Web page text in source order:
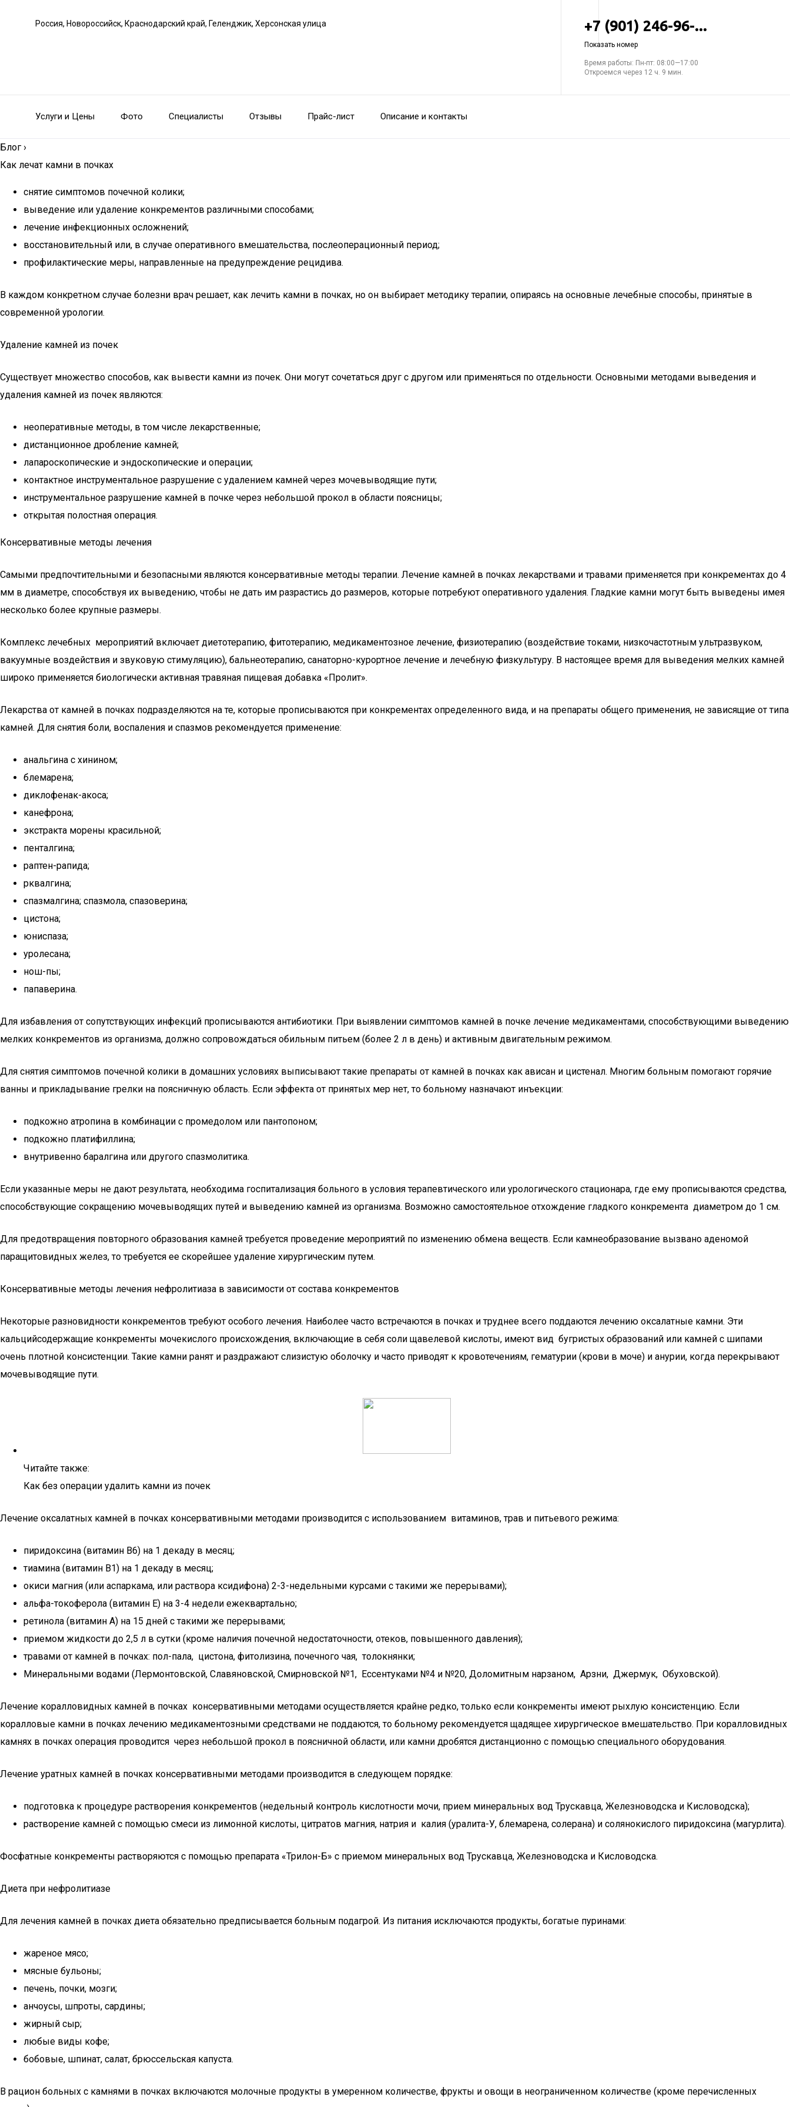
Россия, Новороссийск, Краснодарский край, Геленджик, Херсонская улица +7 (901) 246-96-...
Показать номер
Время работы: Пн-пт: 08:00—17:00
Откроемся через 12 ч. 9 мин.
Услуги и Цены Фото Специалисты Отзывы Прайс-лист Описание и контакты
Блог ›
Как лечат камни в почках
снятие симптомов почечной колики;
выведение или удаление конкрементов различными способами;
лечение инфекционных осложнений;
восстановительный или, в случае оперативного вмешательства, послеоперационный период;
профилактические меры, направленные на предупреждение рецидива.
В каждом конкретном случае болезни врач решает, как лечить камни в почках, но он выбирает методику терапии, опираясь на основные лечебные способы, принятые в
современной урологии.
Удаление камней из почек
Существует множество способов, как вывести камни из почек. Они могут сочетаться друг с другом или применяться по отдельности. Основными методами выведения и
удаления камней из почек являются:
неоперативные методы, в том числе лекарственные;
дистанционное дробление камней;
лапароскопические и эндоскопические и операции;
контактное инструментальное разрушение с удалением камней через мочевыводящие пути;
инструментальное разрушение камней в почке через небольшой прокол в области поясницы;
открытая полостная операция.
Консервативные методы лечения
Самыми предпочтительными и безопасными являются консервативные методы терапии. Лечение камней в почках лекарствами и травами применяется при конкрементах до 4
мм в диаметре, способствуя их выведению, чтобы не дать им разрастись до размеров, которые потребуют оперативного удаления. Гладкие камни могут быть выведены имея
несколько более крупные размеры.
Комплекс лечебных мероприятий включает диетотерапию, фитотерапию, медикаментозное лечение, физиотерапию (воздействие токами, низкочастотным ультразвуком,
вакуумные воздействия и звуковую стимуляцию), бальнеотерапию, санаторно-курортное лечение и лечебную физкультуру. В настоящее время для выведения мелких камней
широко применяется биологически активная травяная пищевая добавка «Пролит».
Лекарства от камней в почках подразделяются на те, которые прописываются при конкрементах определенного вида, и на препараты общего применения, не зависящие от типа
камней. Для снятия боли, воспаления и спазмов рекомендуется применение:
анальгина с хинином;
блемарена;
диклофенак-акоса;
канефрона;
экстракта морены красильной;
пенталгина;
раптен-рапида;
рквалгина;
спазмалгина; спазмола, спазоверина;
цистона;
юниспаза;
уролесана;
нош-пы;
папаверина.
Для избавления от сопутствующих инфекций прописываются антибиотики. При выявлении симптомов камней в почке лечение медикаментами, способствующими выведению
мелких конкрементов из организма, должно сопровождаться обильным питьем (более 2 л в день) и активным двигательным режимом.
Для снятия симптомов почечной колики в домашних условиях выписывают такие препараты от камней в почках как ависан и цистенал. Многим больным помогают горячие
ванны и прикладывание грелки на поясничную область. Если эффекта от принятых мер нет, то больному назначают инъекции:
подкожно атропина в комбинации с промедолом или пантопоном;
подкожно платифиллина;
внутривенно баралгина или другого спазмолитика.
Если указанные меры не дают результата, необходима госпитализация больного в условия терапевтического или урологического стационара, где ему прописываются средства,
способствующие сокращению мочевыводящих путей и выведению камней из организма. Возможно самостоятельное отхождение гладкого конкремента диаметром до 1 см.
Для предотвращения повторного образования камней требуется проведение мероприятий по изменению обмена веществ. Если камнеобразование вызвано аденомой
паращитовидных желез, то требуется ее скорейшее удаление хирургическим путем.
Консервативные методы лечения нефролитиаза в зависимости от состава конкрементов
Некоторые разновидности конкрементов требуют особого лечения. Наиболее часто встречаются в почках и труднее всего поддаются лечению оксалатные камни. Эти
кальцийсодержащие конкременты мочекислого происхождения, включающие в себя соли щавелевой кислоты, имеют вид бугристых образований или камней с шипами
очень плотной консистенции. Такие камни ранят и раздражают слизистую оболочку и часто приводят к кровотечениям, гематурии (крови в моче) и анурии, когда перекрывают
мочевыводящие пути.
Читайте также:
Как без операции удалить камни из почек
Лечение оксалатных камней в почках консервативными методами производится с использованием витаминов, трав и питьевого режима:
пиридоксина (витамин В6) на 1 декаду в месяц;
тиамина (витамин В1) на 1 декаду в месяц;
окиси магния (или аспаркама, или раствора ксидифона) 2-3-недельными курсами с такими же перерывами);
альфа-токоферола (витамин Е) на 3-4 недели ежеквартально;
ретинола (витамин А) на 15 дней с такими же перерывами;
приемом жидкости до 2,5 л в сутки (кроме наличия почечной недостаточности, отеков, повышенного давления);
травами от камней в почках: пол-пала, цистона, фитолизина, почечного чая, толокнянки;
Минеральными водами (Лермонтовской, Славяновской, Смирновской №1, Ессентуками №4 и №20, Доломитным нарзаном, Арзни, Джермук, Обуховской).
Лечение коралловидных камней в почках консервативными методами осуществляется крайне редко, только если конкременты имеют рыхлую консистенцию. Если
коралловые камни в почках лечению медикаментозными средствами не поддаются, то больному рекомендуется щадящее хирургическое вмешательство. При коралловидных
камнях в почках операция проводится через небольшой прокол в поясничной области, или камни дробятся дистанционно с помощью специального оборудования.
Лечение уратных камней в почках консервативными методами производится в следующем порядке:
подготовка к процедуре растворения конкрементов (недельный контроль кислотности мочи, прием минеральных вод Трускавца, Железноводска и Кисловодска);
растворение камней с помощью смеси из лимонной кислоты, цитратов магния, натрия и калия (уралита-У, блемарена, солерана) и солянокислого пиридоксина (магурлита).
Фосфатные конкременты растворяются с помощью препарата «Трилон-Б» с приемом минеральных вод Трускавца, Железноводска и Кисловодска.
Диета при нефролитиазе
Для лечения камней в почках диета обязательно предписывается больным подагрой. Из питания исключаются продукты, богатые пуринами:
жареное мясо;
мясные бульоны;
печень, почки, мозги;
анчоусы, шпроты, сардины;
жирный сыр;
любые виды кофе;
бобовые, шпинат, салат, брюссельская капуста.
В рацион больных с камнями в почках включаются молочные продукты в умеренном количестве, фрукты и овощи в неограниченном количестве (кроме перечисленных